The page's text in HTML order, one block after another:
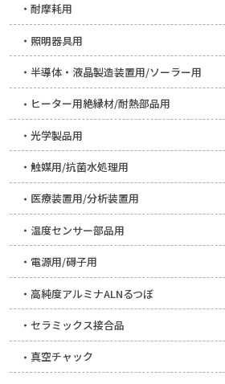
耐摩耗用
照明器具用
半導体・液晶製造装置用/ソーラー用
ヒーター用絶縁材/耐熱部品用
光学製品用
触媒用/抗菌水処理用
医療装置用/分析装置用
温度センサー部品用
電源用/碍子用
高純度アルミナALNるつぼ
セラミックス接合品
真空チャック